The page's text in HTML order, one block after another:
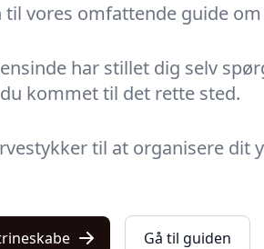
til vores omfattende guide om
har stillet dig selv
kommet til det rette sted.
til at organisere
Gå til guiden